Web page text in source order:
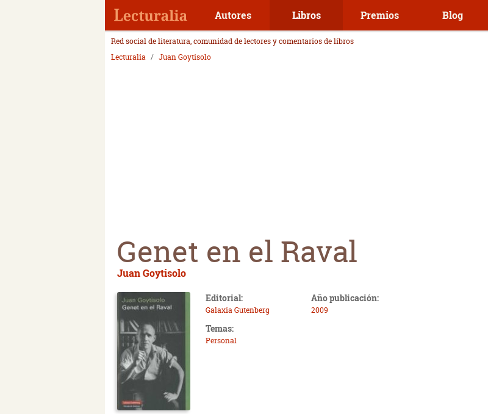
Autores Libros Premios Blog
Red social de literatura, comunidad de lectores y comentarios de libros
Lecturalia
Juan Goytisolo
Genet en el Raval
Juan Goytisolo
Editorial:
Galaxia Gutenberg
Año publicación:
2009
Temas:
Personal